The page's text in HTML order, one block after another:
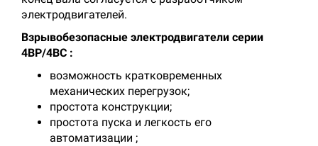
электродвигателей.
Взрывобезопасные электродвигатели серии
4ВР/4ВС :
возможность кратковременных
механических перегрузок;
простота конструкции;
простота пуска и легкость его
автоматизации ;